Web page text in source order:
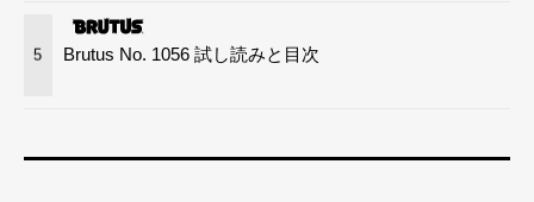
5 Brutus No. 1056 試し読みと目次